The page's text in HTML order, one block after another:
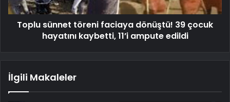
Toplu sünnet töreni faciaya dönüştü! 39 çocuk
hayatını kaybetti, 11’i ampute edildi
İlgili Makaleler